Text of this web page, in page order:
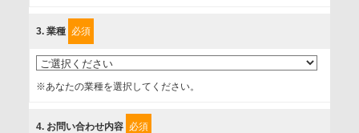
上げます。
事業者名
3. 業種 必須
※あなたの業種を選択してください。
4. お問い合わせ内容 必須